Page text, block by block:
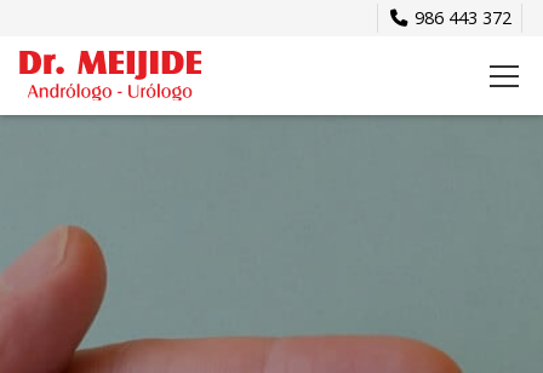
986 443 372